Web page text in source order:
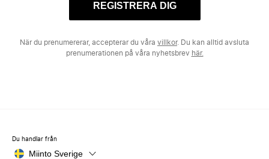
REGISTRERA DIG
När du prenumererar, accepterar du våra villkor. Du kan alltid avsluta
prenumerationen på våra nyhetsbrev här.
Du handlar från
Miinto Sverige